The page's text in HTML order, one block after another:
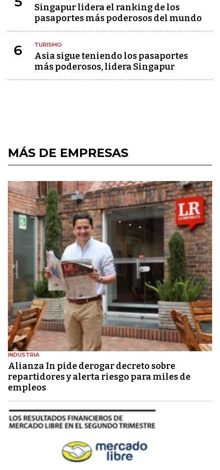
Singapur lidera el ranking de los
pasaportes más poderosos del mundo
6 TURISMO
Asia sigue teniendo los pasaportes
más poderosos, lidera Singapur
MÁS DE EMPRESAS
INDUSTRIA
Alianza In pide derogar decreto sobre
repartidores y alerta riesgo para miles de
empleos